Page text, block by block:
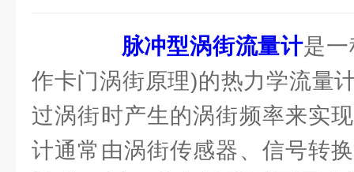
脉冲型涡街流量计是
作卡门涡街原理)的热力学流量
过涡街时产生的涡街频率来实
计通常由涡街传感器、信号转